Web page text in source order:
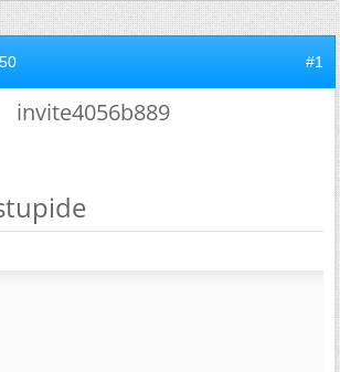
#1
invite4056b889